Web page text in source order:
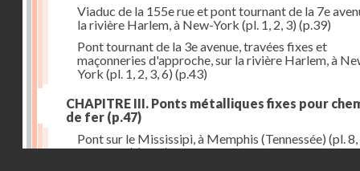
Viaduc de la 155e rue et pont tournant de la 7e
la rivière Harlem, à New-York (pl. 1, 2, 3) (p.39)
Pont tournant de la 3e avenue, travées fixes et
maçonneries d'approche, sur la rivière Harlem, à
York (pl. 1, 2, 3, 6) (p.43)
CHAPITRE III. Ponts métalliques fixes pour
de fer (p.47)
Pont sur le Mississipi, à Memphis (Tennessée) (pl. 8,
11, 12, 13)(p.47)